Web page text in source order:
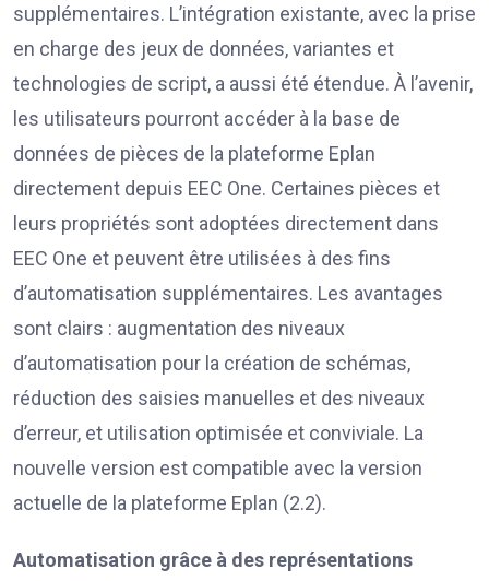
supplémentaires. L’intégration existante, avec la prise
en charge des jeux de données, variantes et
technologies de script, a aussi été étendue. À l’avenir,
les utilisateurs pourront accéder à la base de
données de pièces de la plateforme Eplan
directement depuis EEC One. Certaines pièces et
leurs propriétés sont adoptées directement dans
EEC One et peuvent être utilisées à des fins
d’automatisation supplémentaires. Les avantages
sont clairs : augmentation des niveaux
d’automatisation pour la création de schémas,
réduction des saisies manuelles et des niveaux
d’erreur, et utilisation optimisée et conviviale. La
nouvelle version est compatible avec la version
actuelle de la plateforme Eplan (2.2).
Automatisation grâce à des représentations